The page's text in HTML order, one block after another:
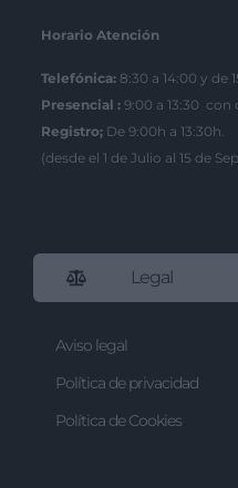
Horario Atención
Telefónica: 8:30 a 14:00 y de
Presencial : 9:00 a 13:30 con
Registro; De 9:00h a 13:30h.
(desde el 1 de Julio al 15 de
Legal
Aviso legal
Política de privacidad
Política de Cookies